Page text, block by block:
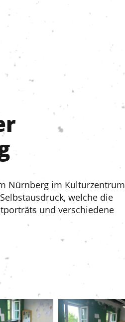
Nürnberg im Kulturzentrum
welche die
und verschiedene